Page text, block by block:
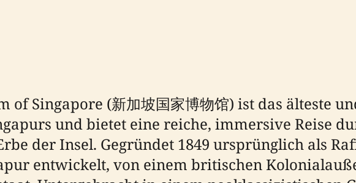
of Singapore (新加坡国家博物馆) ist das älteste
und bietet eine reiche, immersive Reise
der Insel. Gegründet 1849 ursprünglich als
entwickelt, von einem britischen